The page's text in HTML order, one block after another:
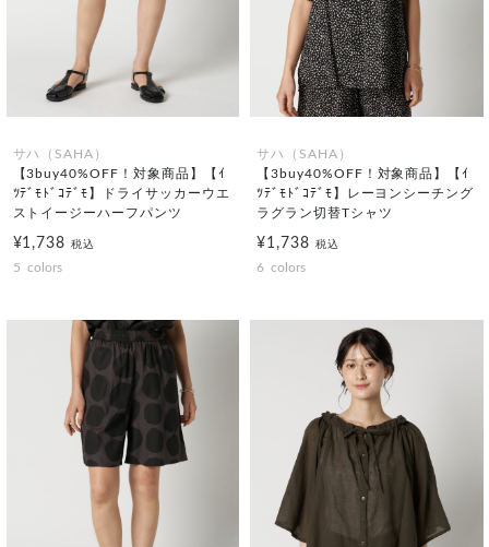
サハ（SAHA）
【3buy40%OFF！対象商品】【ｲ
ﾂﾃﾞﾓﾄﾞｺﾃﾞﾓ】ドライサッカーウエ
ストイージーハーフパンツ
¥1,738税込
5 colors
サハ（SAHA）
【3buy40%OFF！対象商品】【ｲ
ﾂﾃﾞﾓﾄﾞｺﾃﾞﾓ】レーヨンシーチング
ラグラン切替Tシャツ
¥1,738 税込
6 colors